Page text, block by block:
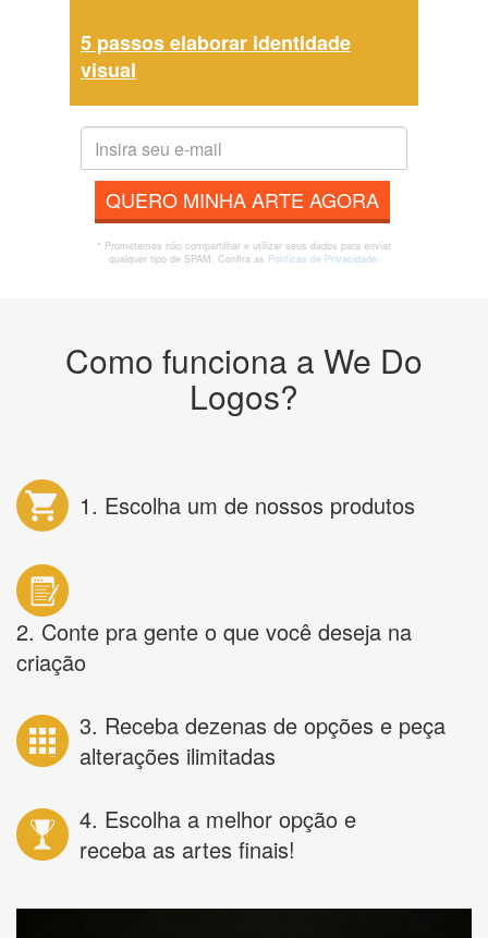
5 passos elaborar identidade
visual
QUERO MINHA ARTE AGORA
* Prometemos não compartilhar e utilizar seus dados para enviar
qualquer tipo de SPAM. Confira as Políticas de Privacidade.
Como funciona a We Do
Logos?
1. Escolha um de nossos produtos
2. Conte pra gente o que você deseja na
criação
3. Receba dezenas de opções e peça
alterações ilimitadas
4. Escolha a melhor opção e
receba as artes finais!